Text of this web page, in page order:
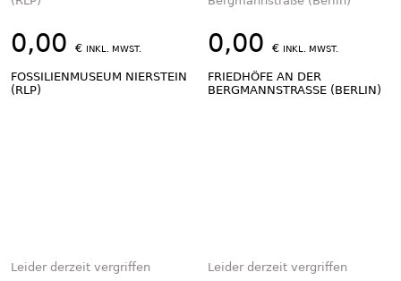
0,00 € INKL. MWST.
FOSSILIENMUSEUM NIERSTEIN
(RLP)
Leider derzeit vergriffen
0,00€ INKL. MWST.
FRIEDHÖFE AN DER
BERGMANNSTRASSE (BERLIN)
Leider derzeit vergriffen